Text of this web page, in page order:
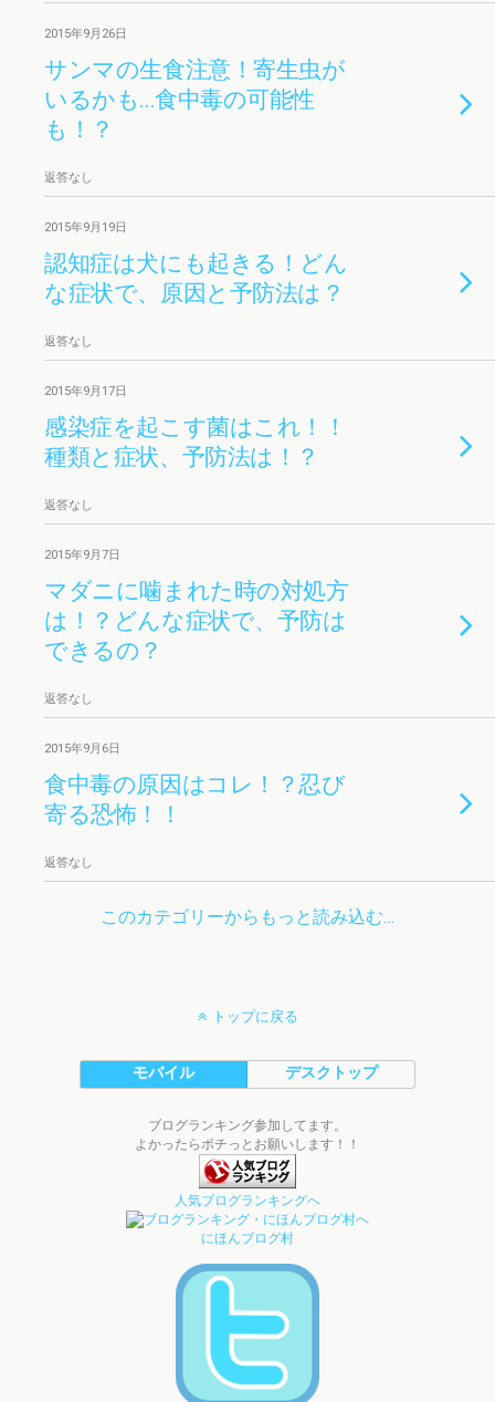
2015年9月26日
サンマの生食注意！寄生虫が
いるかも…食中毒の可能性
も！？
返答なし
2015年9月19日
認知症は犬にも起きる！どん
な症状で、原因と予防法は？
返答なし
2015年9月17日
感染症を起こす菌はこれ！！
種類と症状、予防法は！？
返答なし
2015年9月7日
マダニに噛まれた時の対処方
は！？どんな症状で、予防は
できるの？
返答なし
2015年9月6日
食中毒の原因はコレ！？忍び
寄る恐怖！！
返答なし
このカテゴリーからもっと読み込む…
トップに戻る
モバイル デスクトップ
ブログランキング参加してます。
よかったらポチっとお願いします！！
人気ブログランキングへ
にほんブログ村